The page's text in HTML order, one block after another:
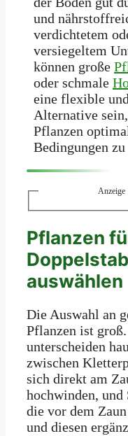
und
verdichtetem
versiegeltem
können große
oder schmale
eine flexible
Alternative
Pflanzen
Bedingungen
Anzeige
Pflanzen
auswählen
Die Auswahl an
Pflanzen ist
unterscheiden
zwischen
sich direkt am
hochwinden, und
die vor dem
und diesen